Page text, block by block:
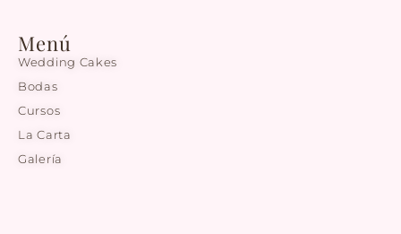
Menú
Wedding Cakes
Bodas
Cursos
La Carta
Galería